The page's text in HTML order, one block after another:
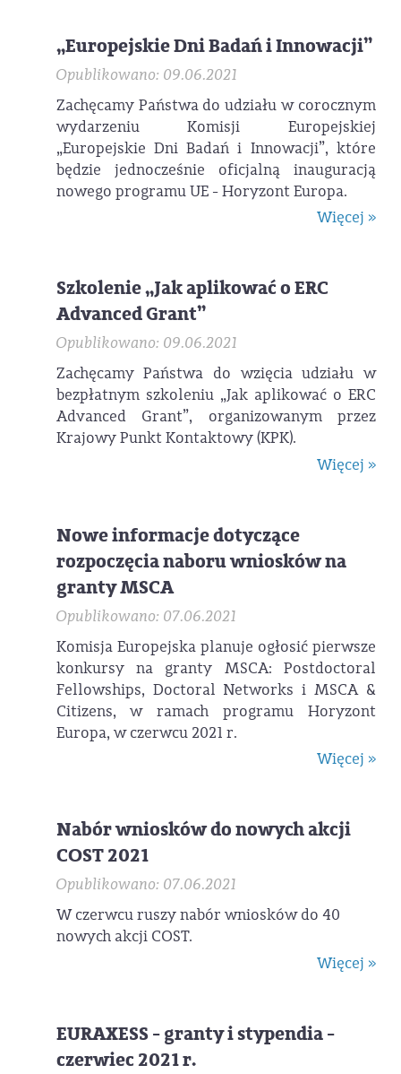
„Europejskie Dni Badań i Innowacji”
Opublikowano: 09.06.2021
Zachęcamy Państwa do udziału w corocznym
wydarzeniu Komisji Europejskiej
„Europejskie Dni Badań i Innowacji”, które
będzie jednocześnie oficjalną inauguracją
nowego programu UE - Horyzont Europa.
Więcej »
Szkolenie „Jak aplikować o ERC
Advanced Grant”
Opublikowano: 09.06.2021
Zachęcamy Państwa do wzięcia udziału w
bezpłatnym szkoleniu „Jak aplikować o ERC
Advanced Grant”, organizowanym przez
Krajowy Punkt Kontaktowy (KPK).
Więcej »
Nowe informacje dotyczące
rozpoczęcia naboru wniosków na
granty MSCA
Opublikowano: 07.06.2021
Komisja Europejska planuje ogłosić pierwsze
konkursy na granty MSCA: Postdoctoral
Fellowships, Doctoral Networks i MSCA &
Citizens, w ramach programu Horyzont
Europa, w czerwcu 2021 r.
Więcej »
Nabór wniosków do nowych akcji
COST 2021
Opublikowano: 07.06.2021
W czerwcu ruszy nabór wniosków do 40
nowych akcji COST.
Więcej »
EURAXESS - granty i stypendia -
czerwiec 2021 r.